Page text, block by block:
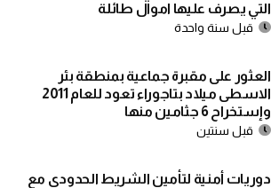
التي يصرف عليها اموال طائلة
قبل سنة واحدة
العثور على مقبرة جماعية بمنطقة بئر
الاسطى ميلاد بتاجوراء تعود للعام 2011
وإستخراح 6 جثامين منها
قبل سنتين
دوريات أمنية لتأمين الشريط الحدودي مع